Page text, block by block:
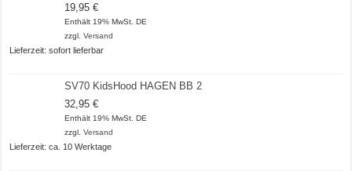
19,95€
Enthält 19% MwSt. DE
zzgl.Versand
Lieferzeit: sofort lieferbar
SV70 KidsHood HAGEN BB 2
32,95€
Enthält 19% MwSt. DE
zzgl.Versand
Lieferzeit: ca. 10 Werktage